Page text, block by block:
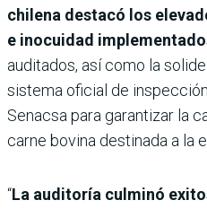
chilena destacó los
e inocuidad
auditados, así como la
sistema oficial de
Senacsa para garantizar la
carne bovina destinada a la
“La auditoría culminó